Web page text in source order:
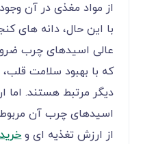
از مواد مغذی در آن
عالی اسیدهای چرب
که با بهبود سلامت
دیگر مرتبط هستند. اما
اسیدهای چرب آن
از ارزش تغذیه ای و